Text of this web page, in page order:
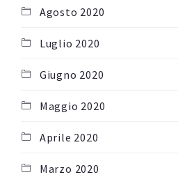
Agosto 2020
Luglio 2020
Giugno 2020
Maggio 2020
Aprile 2020
Marzo 2020